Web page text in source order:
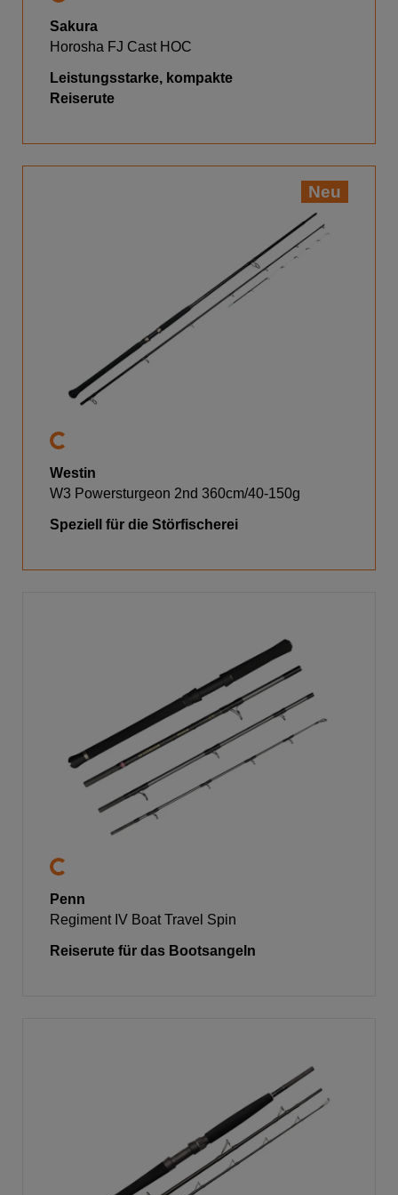
Sakura
Horosha FJ Cast HOC
Leistungsstarke, kompakte
Reiserute
Neu
Westin
W3 Powersturgeon 2nd 360cm/40-150g
Speziell für die Störfischerei
Penn
Regiment IV Boat Travel Spin
Reiserute für das Bootsangeln